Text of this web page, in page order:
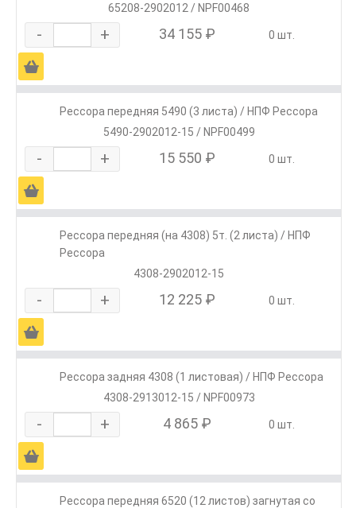
65208-2902012 / NPF00468
- + 34 155 ₽ 0 шт.
Ä
Рессора передняя 5490 (3 листа) / НПФ Рессора
5490-2902012-15 / NPF00499
- + 15 550 ₽ 0 шт.
Ä
Рессора передняя (на 4308) 5т. (2 листа) / НПФ
Рессора
4308-2902012-15
- + 12 225 ₽ 0 шт.
Ä
Рессора задняя 4308 (1 листовая) / НПФ Рессора
4308-2913012-15 / NPF00973
- + 4 865 ₽ 0 шт.
Ä
Рессора передняя 6520 (12 листов) загнутая со